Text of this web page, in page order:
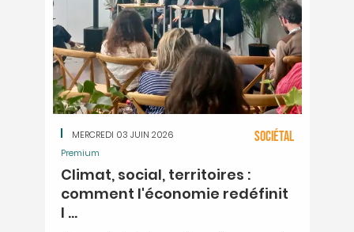
MERCREDI 03 JUIN 2026
Climat, social, territoires :
comment l'économie redéfinit
l ...
SOCIÉTAL
Premium